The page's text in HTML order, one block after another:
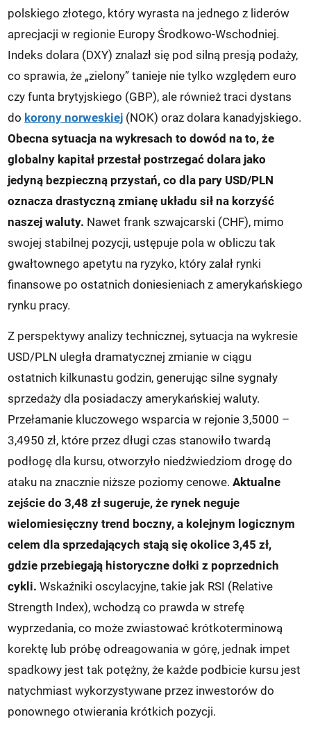
polskiego złotego, który wyrasta na jednego z liderów
aprecjacji w regionie Europy Środkowo-Wschodniej.
Indeks dolara (DXY) znalazł się pod silną presją podaży,
co sprawia, że „zielony” tanieje nie tylko względem euro
czy funta brytyjskiego (GBP), ale również traci dystans
do korony norweskiej (NOK) oraz dolara kanadyjskiego.
Obecna sytuacja na wykresach to dowód na to, że
globalny kapitał przestał postrzegać dolara jako
jedyną bezpieczną przystań, co dla pary USD/PLN
oznacza drastyczną zmianę układu sił na korzyść
naszej waluty. Nawet frank szwajcarski (CHF), mimo
swojej stabilnej pozycji, ustępuje pola w obliczu tak
gwałtownego apetytu na ryzyko, który zalał rynki
finansowe po ostatnich doniesieniach z amerykańskiego
rynku pracy.
Z perspektywy analizy technicznej, sytuacja na wykresie
USD/PLN uległa dramatycznej zmianie w ciągu
ostatnich kilkunastu godzin, generując silne sygnały
sprzedaży dla posiadaczy amerykańskiej waluty.
Przełamanie kluczowego wsparcia w rejonie 3,5000 –
3,4950 zł, które przez długi czas stanowiło twardą
podłogę dla kursu, otworzyło niedźwiedziom drogę do
ataku na znacznie niższe poziomy cenowe.Aktualne
zejście do 3,48 zł sugeruje, że rynek neguje
wielomiesięczny trend boczny, a kolejnym logicznym
celem dla sprzedających stają się okolice 3,45 zł,
gdzie przebiegają historyczne dołki z poprzednich
cykli. Wskaźniki oscylacyjne, takie jak RSI (Relative
Strength Index), wchodzą co prawda w strefę
wyprzedania, co może zwiastować krótkoterminową
korektę lub próbę odreagowania w górę, jednak impet
spadkowy jest tak potężny, że każde podbicie kursu jest
natychmiast wykorzystywane przez inwestorów do
ponownego otwierania krótkich pozycji.